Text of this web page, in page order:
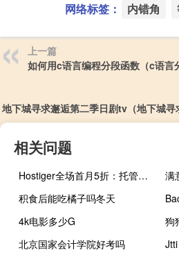
网络标签： 内错角
上一篇
如何用c语言编程分段函数（c语言
地下城寻求邂逅第二季日剧tv（地下城寻
相关问题
Hostiger全场首月5折：托管虚拟主机/VPS/外汇VPS，1.99美元/月起
满
积食后能吃橘子吗冬天
4k电影多少G
狗
北京国家会计学院好考吗